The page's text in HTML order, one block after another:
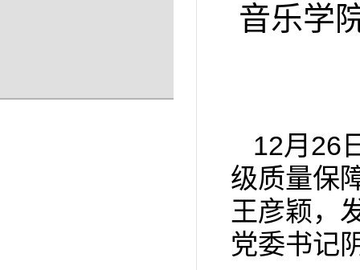
音乐学
12月26
级质量保
王彦颖，
党委书记